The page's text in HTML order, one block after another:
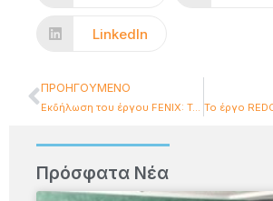
LinkedIn
ΠΡΟΗΓΟΎΜΕΝΟ
Eκδήλωση του έργου FENIX: Transportation and Supply Chain in Greece’
Πρόσφατα Νέα